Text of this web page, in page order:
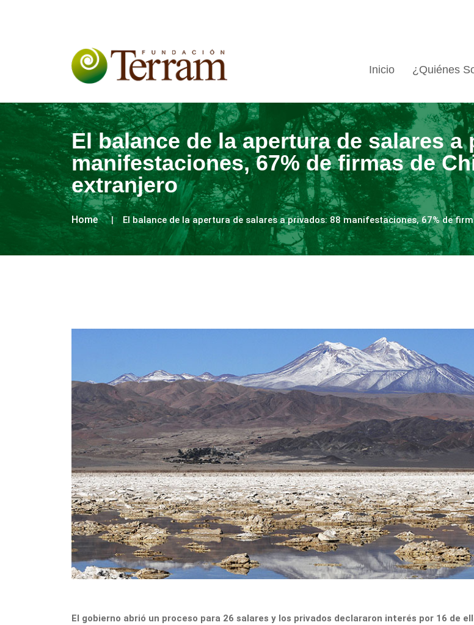
Inicio ¿Quiénes
El balance de la apertura de salares a
manifestaciones, 67% de firmas de
extranjero
Home El balance de la apertura de salares a privados: 88 manifestaciones, 67% de
El gobierno abrió un proceso para 26 salares y los privados declararon interés por 16 de